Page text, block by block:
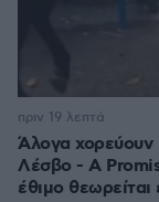
Άλογα χορεύουν
Λέσβο - A
έθιμο
πριν 19 λεπτά